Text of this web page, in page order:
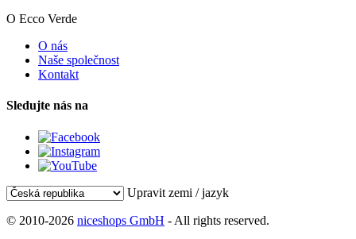
O Ecco Verde
O nás
Naše společnost
Kontakt
Sledujte nás na
Upravit zemi / jazyk
© 2010-2026 niceshops GmbH - All rights reserved.